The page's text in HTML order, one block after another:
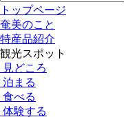
トップページ
奄美のこと
特産品紹介
観光スポット
見どころ
泊まる
食べる
体験する